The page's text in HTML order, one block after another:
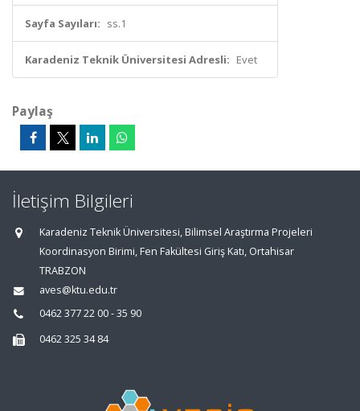
Sayfa Sayıları: ss.1
Karadeniz Teknik Üniversitesi Adresli: Evet
Paylaş
İletişim Bilgileri
Karadeniz Teknik Üniversitesi, Bilimsel Araştırma Projeleri
Koordinasyon Birimi, Fen Fakültesi Giriş Katı, Ortahisar
TRABZON
aves@ktu.edu.tr
0462 377 22 00 - 35 90
0462 325 34 84